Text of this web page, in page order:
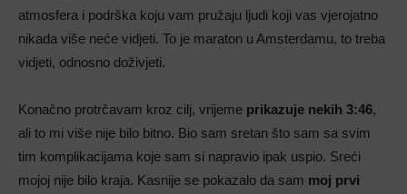
atmosfera i podrška koju vam pružaju ljudi koji vas vjerojatno
nikada više neće vidjeti. To je maraton u Amsterdamu, to treba
vidjeti, odnosno doživjeti.
Konačno protrčavam kroz cilj, vrijeme prikazuje nekih 3:46,
ali to mi više nije bilo bitno. Bio sam sretan što sam sa svim
tim komplikacijama koje sam si napravio ipak uspio. Sreći
mojoj nije bilo kraja. Kasnije se pokazalo da sam moj prvi